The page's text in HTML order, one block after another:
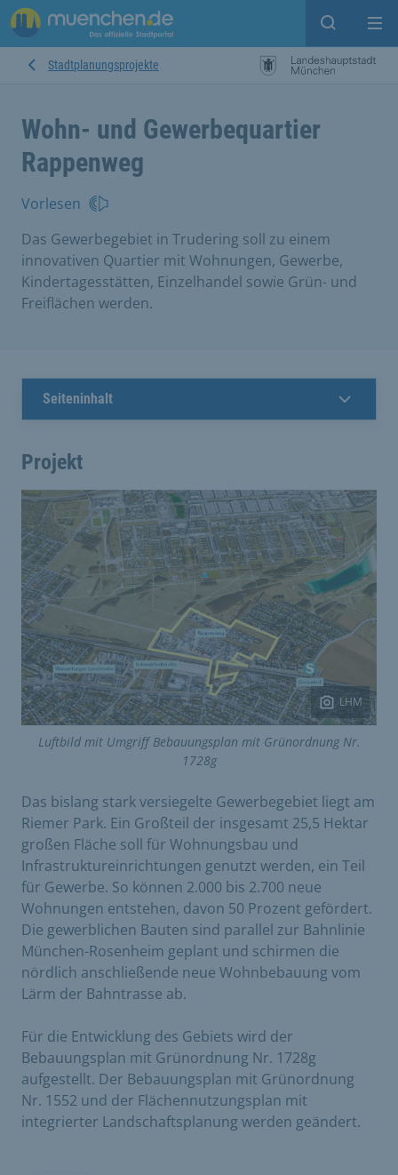
Open
Stadtplanungsprojekte
Wohn- und Gewerbequartier
Rappenweg
Vorlesen
Das Gewerbegebiet in Trudering soll zu einem
innovativen Quartier mit Wohnungen, Gewerbe,
Kindertagesstätten, Einzelhandel sowie Grün- und
Freiflächen werden.
Seiteninhalt
Projekt
LHM
Luftbild mit Umgriff Bebauungsplan mit Grünordnung Nr.
1728g
Das bislang stark versiegelte Gewerbegebiet liegt am
Riemer Park. Ein Großteil der insgesamt 25,5 Hektar
großen Fläche soll für Wohnungsbau und
Infrastruktureinrichtungen genutzt werden, ein Teil
für Gewerbe. So können 2.000 bis 2.700 neue
Wohnungen entstehen, davon 50 Prozent gefördert.
Die gewerblichen Bauten sind parallel zur Bahnlinie
München-Rosenheim geplant und schirmen die
nördlich anschließende neue Wohnbebauung vom
Lärm der Bahntrasse ab.
Für die Entwicklung des Gebiets wird der
Bebauungsplan mit Grünordnung Nr. 1728g
aufgestellt. Der Bebauungsplan mit Grünordnung
Nr. 1552 und der Flächennutzungsplan mit
integrierter Landschaftsplanung werden geändert.